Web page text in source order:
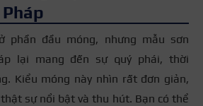
phần đầu móng, nhưng mẫu sơn
lại mang đến sự quý phái, thời
Kiểu móng này nhìn rất đơn giản,
sự nổi bật và thu hút. Bạn có thể